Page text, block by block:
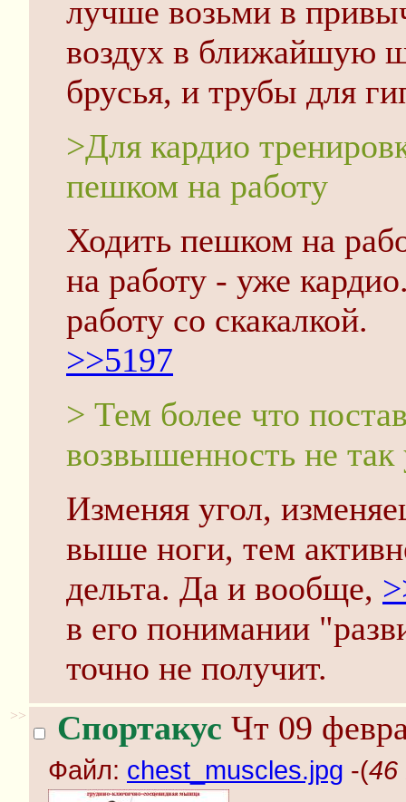
лучше возьми в
воздух в ближайшую
брусья, и трубы для
>Для кардио
пешком на работу
Ходить пешком на
на работу - уже
работу со скакалкой.
>>5197
> Тем более что
возвышенность не так
Изменяя угол,
выше ноги, тем
дельта. Да и вообще,
в его понимании
точно не получит.
>> Спортакус Чт 09
Файл: chest_muscles.jpg -(46